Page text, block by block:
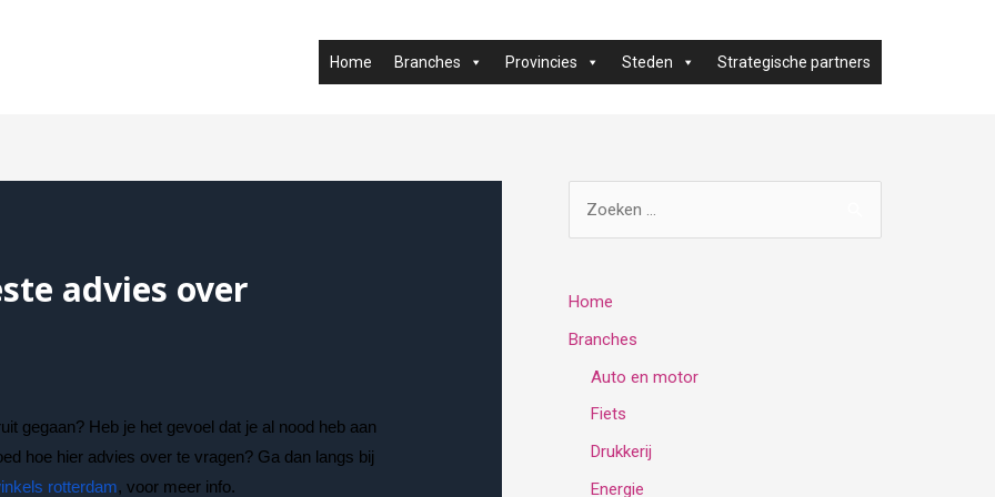
Home Branches Provincies Steden Strategische partners
advies over
gegaan? Heb je het gevoel dat je al nood heb aan
hoe hier advies over te vragen? Ga dan langs bij
rotterdam, voor meer info.
k
e
Home
Branches
Auto en motor
Fiets
Drukkerij
Energie